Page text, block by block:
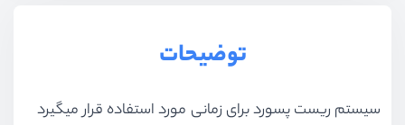
توضیحات
سیستم ریست پسورد برای زمانی مورد استفاده قرار میگیرد